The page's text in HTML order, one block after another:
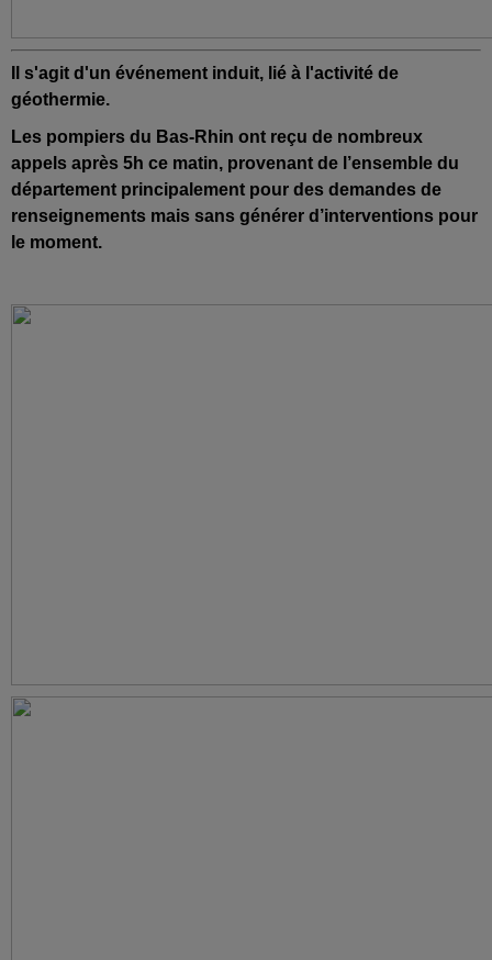
Il s'agit d'un événement induit, lié à l'activité de
géothermie.
Les pompiers du Bas-Rhin ont reçu de nombreux
appels après 5h ce matin, provenant de l’ensemble du
département principalement pour des demandes de
renseignements mais sans générer d’interventions pour
le moment.